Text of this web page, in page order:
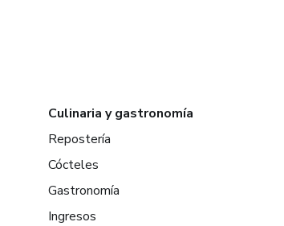
Culinaria y gastronomía
Repostería
Cócteles
Gastronomía
Ingresos